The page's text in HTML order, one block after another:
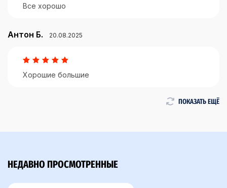
Все хорошо
Антон Б. 20.08.2025
Хорошие большие
ПОКАЗАТЬ ЕЩЁ
НЕДАВНО ПРОСМОТРЕННЫЕ